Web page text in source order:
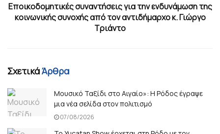
Εποικοδομητικές συναντήσεις για την ενδυνάμωση της
κοινωνικής συνοχής από τον αντιδήμαρχο κ. Γιώργο
Τριάντο
ΣχετικάΆρθρα
Μουσικό Ταξίδι στο Αιγαίο»: Η Ρόδος έγραψε
μια νέα σελίδα στον πολιτισμό
07/08/2026